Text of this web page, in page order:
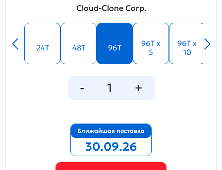
Cloud-Clone Corp.
24T 48T 96T
96T x
5
96T x
10
Ближайшая поставка
30.09.26